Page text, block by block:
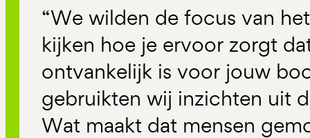
“We wilden de focus van
kijken hoe je ervoor zorgt
ontvankelijk is voor jouw
gebruikten wij inzichten uit
Wat maakt dat mensen